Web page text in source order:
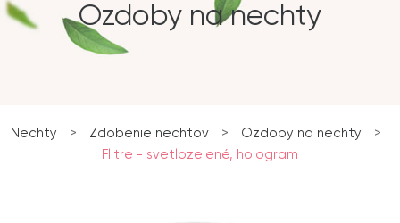
Ozdoby na nechty
Nechty > Zdobenie nechtov > Ozdoby na nechty
>
Flitre - svetlozelené, hologram